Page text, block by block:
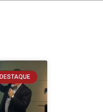
DESTAQUE